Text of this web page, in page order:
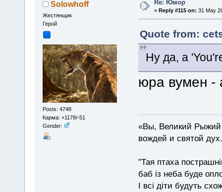
Solowhoff
Жестянщик
Герой
Posts: 4748
Карма: +1178/-51
Gender:
Re: Юмор
« Reply #115 on: 31 May
Quote from:
Ну да, а
юра вумен -
«Вы, Великий Рыжий
вождей и святой
"Тая птаха
баб із неба буде
І всі діти будуть